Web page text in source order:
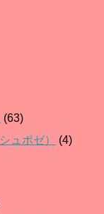
(63)
ュポゼ）
(4)